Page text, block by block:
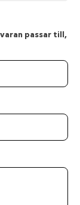
passar till,